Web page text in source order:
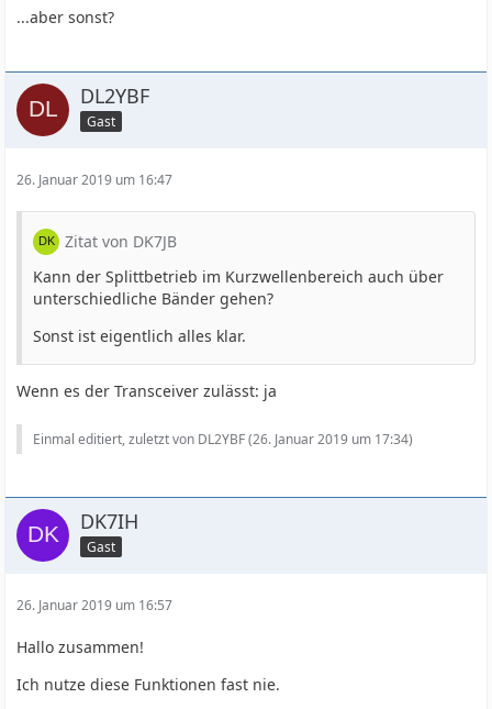
...aber sonst?
DL2YBF
Gast
26. Januar 2019 um 16:47
Zitat von DK7JB
Kann der Splittbetrieb im Kurzwellenbereich auch über
unterschiedliche Bänder gehen?
Sonst ist eigentlich alles klar.
Wenn es der Transceiver zulässt: ja
Einmal editiert, zuletzt von DL2YBF (26. Januar 2019 um 17:34)
DK7IH
Gast
26. Januar 2019 um 16:57
Hallo zusammen!
Ich nutze diese Funktionen fast nie.